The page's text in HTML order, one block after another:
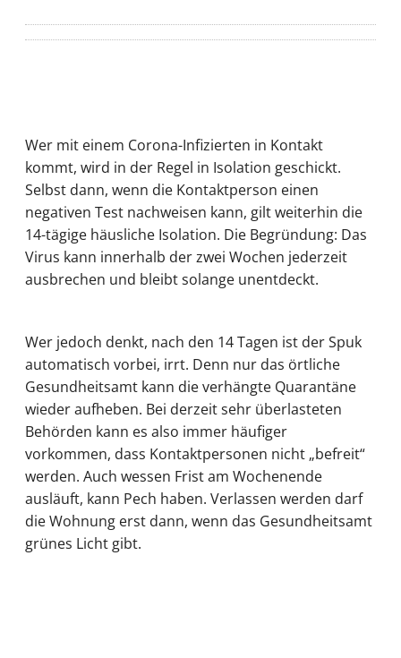
Wer mit einem Corona-Infizierten in Kontakt
kommt, wird in der Regel in Isolation geschickt.
Selbst dann, wenn die Kontaktperson einen
negativen Test nachweisen kann, gilt weiterhin die
14-tägige häusliche Isolation. Die Begründung: Das
Virus kann innerhalb der zwei Wochen jederzeit
ausbrechen und bleibt solange unentdeckt.
Wer jedoch denkt, nach den 14 Tagen ist der Spuk
automatisch vorbei, irrt. Denn nur das örtliche
Gesundheitsamt kann die verhängte Quarantäne
wieder aufheben. Bei derzeit sehr überlasteten
Behörden kann es also immer häufiger
vorkommen, dass Kontaktpersonen nicht „befreit“
werden. Auch wessen Frist am Wochenende
ausläuft, kann Pech haben. Verlassen werden darf
die Wohnung erst dann, wenn das Gesundheitsamt
grünes Licht gibt.